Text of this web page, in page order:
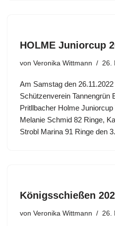
HOLME Juniorcup
von Veronika Wittmann 26.
Am Samstag den
Schützenverein Tannengrün
Pritllbacher Holme Juniorcup
Melanie Schmid 82 Ringe,
Strobl Marina 91 Ringe den
Königsschießen
von Veronika Wittmann 26.